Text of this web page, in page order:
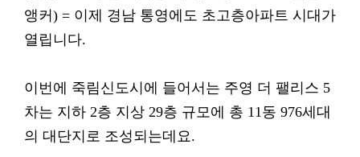
앵커) = 이제 경남 통영에도 초고층아파트 시대가
열립니다.
이번에 죽림신도시에 들어서는 주영 더 팰리스 5
차는 지하 2층 지상 29층 규모에 총 11동 976세대
의 대단지로 조성되는데요.